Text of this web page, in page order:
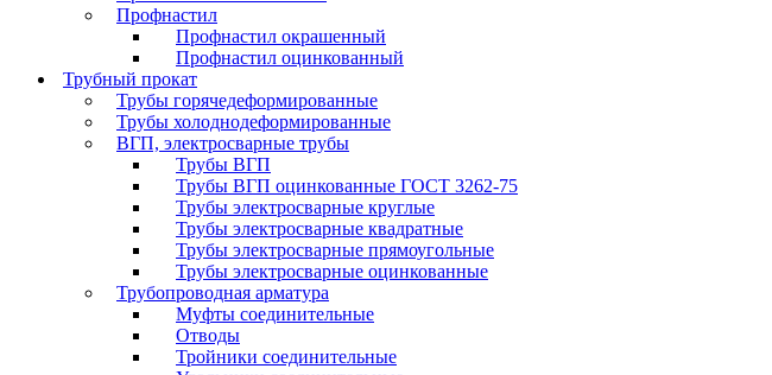
Профнастил
Профнастил окрашенный
Профнастил оцинкованный
Трубный прокат
Трубы горячедеформированные
Трубы холоднодеформированные
ВГП, электросварные трубы
Трубы ВГП
Трубы ВГП оцинкованные ГОСТ 3262-75
Трубы электросварные круглые
Трубы электросварные квадратные
Трубы электросварные прямоугольные
Трубы электросварные оцинкованные
Трубопроводная арматура
Муфты соединительные
Отводы
Тройники соединительные